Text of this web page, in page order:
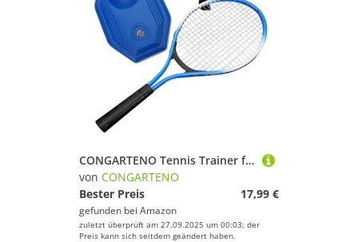
CONGARTENO Tennis Trainer für Rückprallball und Basis Langebiges Tennis Übungsgerät für Anfänger Geeignet für Interaktives Übungsspielzeug für Familie und Freunde
von CONGARTENO
Bester Preis
17,99 €
gefunden bei Amazon
zuletzt überprüft am 27.09.2025 um 00:03; der
Preis kann sich seitdem geändert haben.